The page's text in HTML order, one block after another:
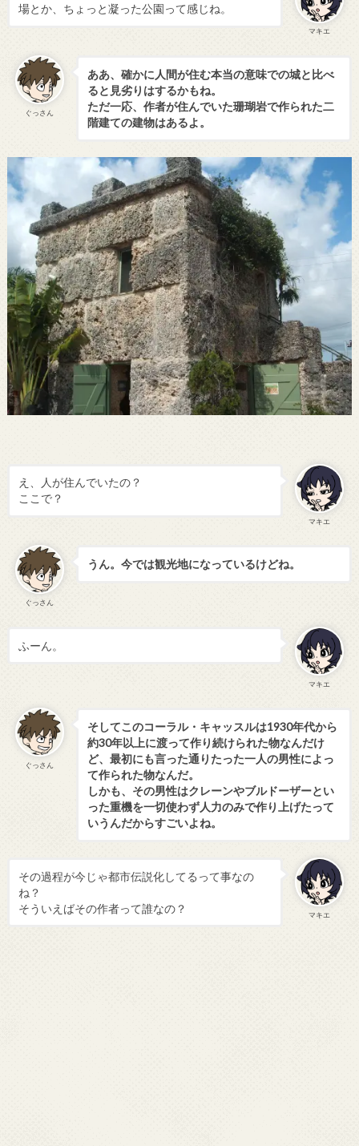
マキエ
場とか、ちょっと凝った公園って感じね。
ぐっさん
ああ、確かに人間が住む本当の意味での城と比べ
ると見劣りはするかもね。
ただ一応、作者が住んでいた珊瑚岩で作られた二
階建ての建物はあるよ。
マキエ
え、人が住んでいたの？
ここで？
ぐっさん
うん。今では観光地になっているけどね。
マキエ
ふーん。
ぐっさん
そしてこのコーラル・キャッスルは1930年代から
約30年以上に渡って作り続けられた物なんだけ
ど、最初にも言った通りたった一人の男性によっ
て作られた物なんだ。
しかも、その男性はクレーンやブルドーザーとい
った重機を一切使わず人力のみで作り上げたって
いうんだからすごいよね。
マキエ
その過程が今じゃ都市伝説化してるって事なの
ね？
そういえばその作者って誰なの？